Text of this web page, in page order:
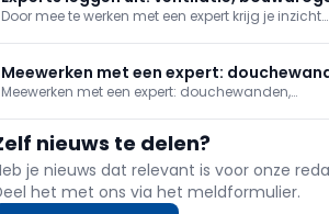
douchewanden, het asbestattest,
biometrie en gevels
Door mee te werken met een expert krijg je inzicht
expert? In deze reeks plaatsen we ventilatie en
biometrische beveiliging, vertellen we meer over
Meewerken met een expert:
bouwdrogers, gevelisolatie en asbest
herkennen
Meewerken met een expert: douchewanden,
nieuws te delen?
je nieuws dat relevant is voor onze
het met ons via het meldformulier.